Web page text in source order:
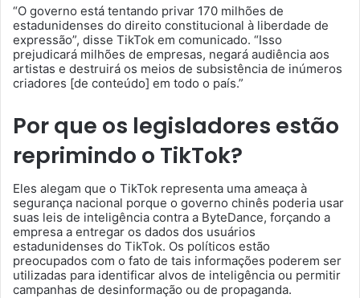
“O governo está tentando privar 170 milhões de
estadunidenses do direito constitucional à liberdade de
expressão”, disse TikTok em comunicado. “Isso
prejudicará milhões de empresas, negará audiência aos
artistas e destruirá os meios de subsistência de inúmeros
criadores [de conteúdo] em todo o país.”
Por que os legisladores estão
reprimindo o TikTok?
Eles alegam que o TikTok representa uma ameaça à
segurança nacional porque o governo chinês poderia usar
suas leis de inteligência contra a ByteDance, forçando a
empresa a entregar os dados dos usuários
estadunidenses do TikTok. Os políticos estão
preocupados com o fato de tais informações poderem ser
utilizadas para identificar alvos de inteligência ou permitir
campanhas de desinformação ou de propaganda.